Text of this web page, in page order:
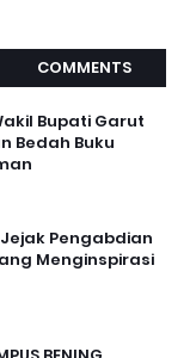
COMMENTS
Bupati Garut
Bedah Buku
Pengabdian
Menginspirasi